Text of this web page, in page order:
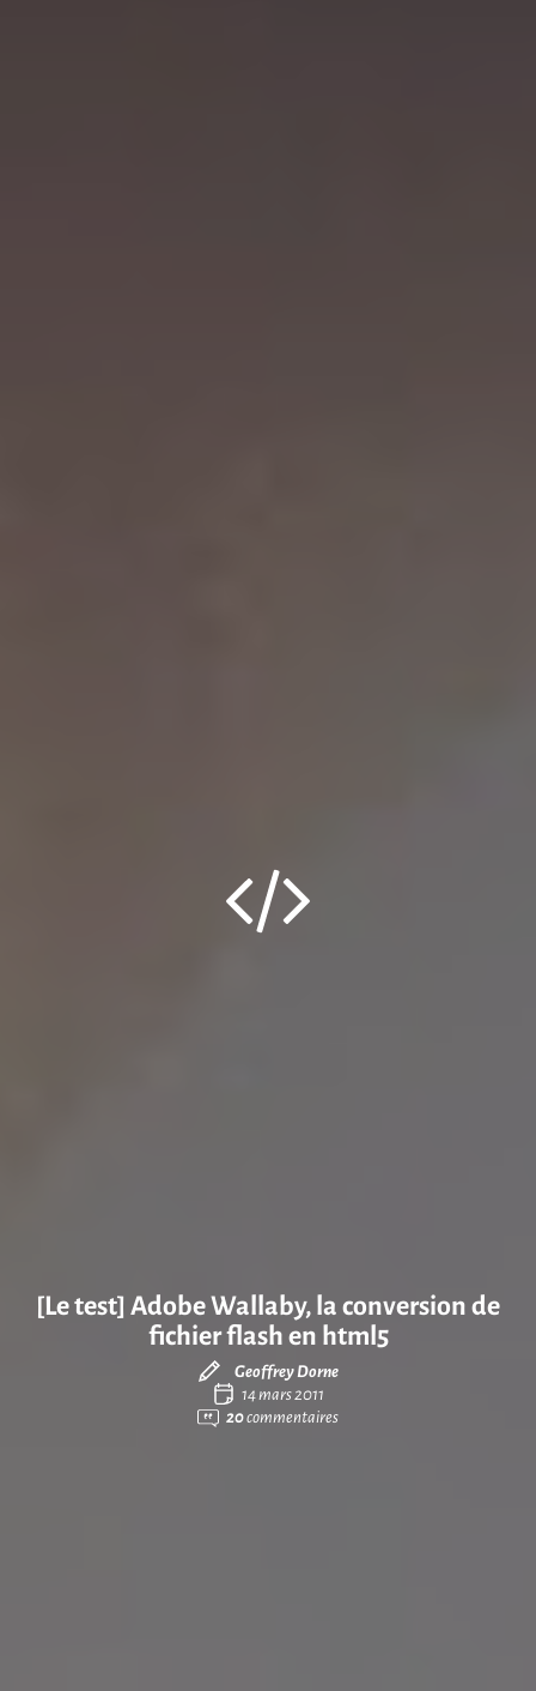
[Le test] Adobe Wallaby, la conversion de
fichier flash en html5
Geoffrey Dorne
14 mars 2011
20commentaires